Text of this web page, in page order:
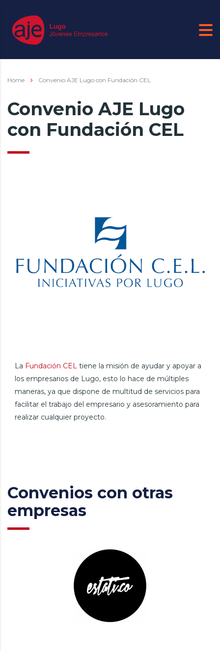
Home Convenio AJE Lugo con Fundación CEL
Convenio AJE Lugo
con Fundación CEL
La Fundación CEL tiene la misión de ayudar y apoyar a
los empresarios de Lugo, esto lo hace de múltiples
maneras, ya que dispone de multitud de servicios para
facilitar el trabajo del empresario y asesoramiento para
realizar cualquier proyecto.
Convenios con otras
empresas